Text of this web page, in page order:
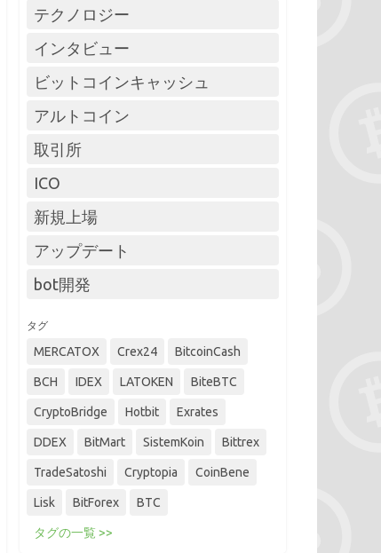
テクノロジー
インタビュー
ビットコインキャッシュ
アルトコイン
取引所
ICO
新規上場
アップデート
bot開発
タグ
MERCATOX Crex24 BitcoinCash
BCH IDEX LATOKEN BiteBTC
CryptoBridge Hotbit Exrates
DDEX BitMart SistemKoin Bittrex
TradeSatoshi Cryptopia CoinBene
Lisk BitForex BTC
タグの一覧 >>